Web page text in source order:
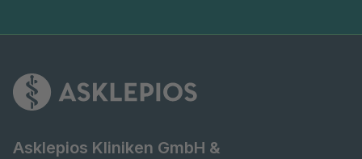
Asklepios Kliniken GmbH &